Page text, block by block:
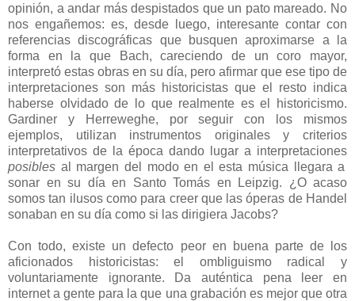
opinión, a andar más despistados que un pato mareado. No
nos engañemos: es, desde luego, interesante contar con
referencias discográficas que busquen aproximarse a la
forma en la que Bach, careciendo de un coro mayor,
interpretó estas obras en su día, pero afirmar que ese tipo de
interpretaciones son más historicistas que el resto indica
haberse olvidado de lo que realmente es el historicismo.
Gardiner y Herreweghe, por seguir con los mismos
ejemplos, utilizan instrumentos originales y criterios
interpretativos de la época dando lugar a interpretaciones
posibles al margen del modo en el esta música llegara a
sonar en su día en Santo Tomás en Leipzig. ¿O acaso
somos tan ilusos como para creer que las óperas de Handel
sonaban en su día como si las dirigiera Jacobs?
Con todo, existe un defecto peor en buena parte de los
aficionados historicistas: el ombliguismo radical y
voluntariamente ignorante. Da auténtica pena leer en
internet a gente para la que una grabación es mejor que otra